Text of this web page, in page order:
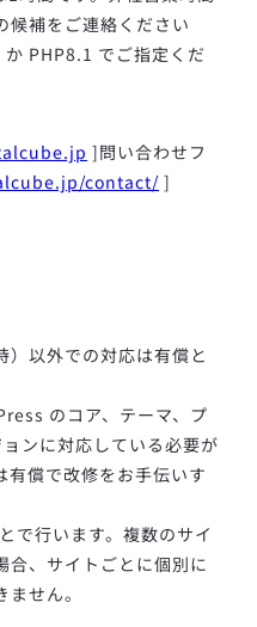
候補をご連絡ください
PHP8.1 でご指定くだ
]問い合わせフ
contact/ ]
以外での対応は有償と
のコア、テーマ、プ
ンに対応している必要が
有償で改修をお手伝いす
で行います。複数のサイ
合、サイトごとに個別に
せん。